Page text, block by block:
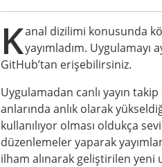
Kanal dizilimi konusunda
yayımladım.
GitHub’tan erişebilirsiniz.
Uygulamadan canlı yayın
anlarında anlık olarak
kullanılıyor olması oldukça
düzenlemeler yaparak
ilham alınarak geliştirilen yeni